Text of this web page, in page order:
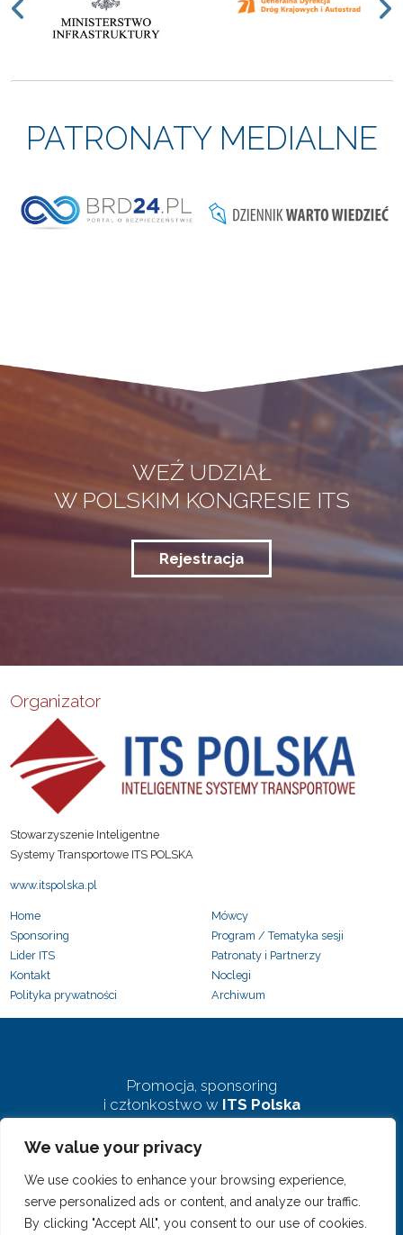
We value your privacy
We use cookies to enhance your browsing experience,
serve personalized ads or content, and analyze our traffic.
By clicking "Accept All", you consent to our use of cookies.
Previous
PATRONATY MEDIALNE
WEŹ UDZIAŁ
W POLSKIM KONGRESIE ITS
Rejestracja
Organizator
Stowarzyszenie Inteligentne
Systemy Transportowe ITS POLSKA
www.itspolska.pl
Home
Sponsoring
Lider ITS
Kontakt
Polityka prywatności
Mówcy
Program / Tematyka sesji
Patronaty i Partnerzy
Noclegi
Archiwum
Promocja, sponsoring
i członkostwo w ITS Polska
biuro@pkits.pl